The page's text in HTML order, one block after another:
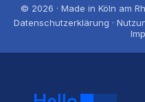
© 2026 · Made in Köln am
Datenschutzerklärung ·